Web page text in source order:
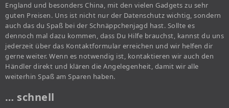
England und besonders China, mit den vielen Gadgets zu sehr
guten Preisen. Uns ist nicht nur der Datenschutz wichtig, sondern
auch das du Spaß bei der Schnäppchenjagd hast. Sollte es
dennoch mal dazu kommen, dass Du Hilfe brauchst, kannst du uns
jederzeit über das Kontaktformular erreichen und wir helfen dir
gerne weiter. Wenn es notwendig ist, kontaktieren wir auch den
Händler direkt und klären die Angelegenheit, damit wir alle
weiterhin Spaß am Sparen haben.
… schnell